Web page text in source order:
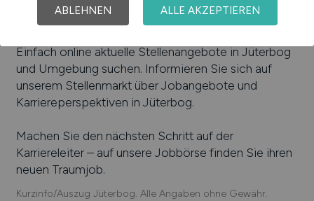
Frebe GmbH, Wittcom Bürosysteme & Copycenter
GmbH, autec Regalanlagen
Einfach online aktuelle Stellenangebote inJüterbog
und Umgebung suchen. Informieren Sie sich auf
unserem Stellenmarkt über Jobangebote und
Karriereperspektiven in Jüterbog.
Machen Sie den nächsten Schritt auf der
Karriereleiter – auf unsere Jobbörse finden Sie ihren
neuen Traumjob.
Kurzinfo/Auszug Jüterbog. Alle Angaben ohne Gewähr.
ABLEHNEN ALLE AKZEPTIEREN